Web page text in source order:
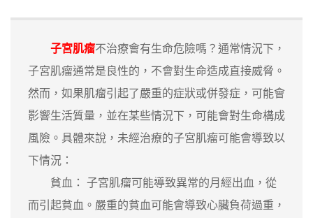
子宮肌瘤不治療會有生命危險嗎？通常情況下，
子宮肌瘤通常是良性的，不會對生命造成直接威脅。
然而，如果肌瘤引起了嚴重的症狀或併發症，可能會
影響生活質量，並在某些情況下，可能會對生命構成
風險。具體來說，未經治療的子宮肌瘤可能會導致以
下情況：
貧血： 子宮肌瘤可能導致異常的月經出血，從
而引起貧血。嚴重的貧血可能會導致心臟負荷過重，